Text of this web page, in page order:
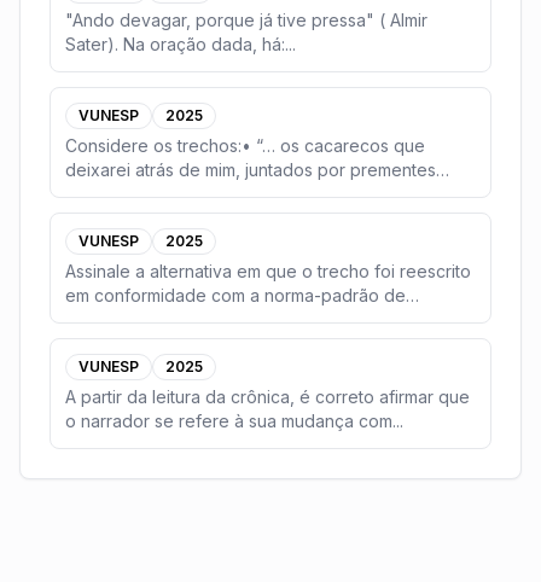
"Ando devagar, porque já tive pressa" ( Almir
Sater). Na oração dada, há:...
VUNESP 2025
Considere os trechos:• “… os cacarecos que
deixarei atrás de mim, juntados por prementes
necessidade...
VUNESP 2025
Assinale a alternativa em que o trecho foi reescrito
em conformidade com a norma-padrão de
concordân...
VUNESP 2025
A partir da leitura da crônica, é correto afirmar que
o narrador se refere à sua mudança com...